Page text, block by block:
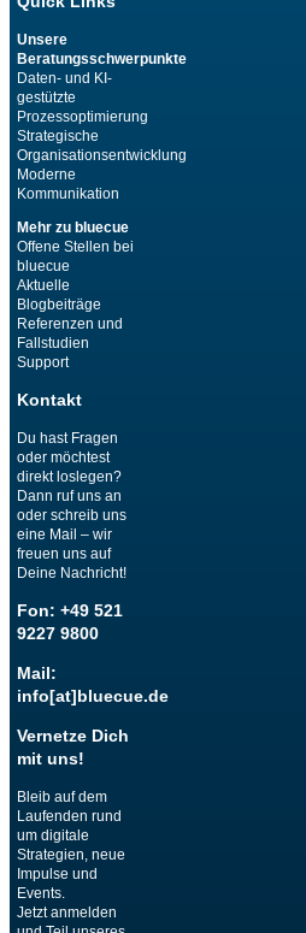
Unsere
Beratungsschwerpunkte
Daten- und KI-
gestützte
Prozessoptimierung
Strategische
Organisationsentwicklung
Moderne
Kommunikation
Mehr zu bluecue
Offene Stellen bei
bluecue
Aktuelle
Blogbeiträge
Referenzen und
Fallstudien
Support
Kontakt
Du hast Fragen
oder möchtest
direkt loslegen?
Dann ruf uns an
oder schreib uns
eine Mail – wir
freuen uns auf
Deine Nachricht!
Fon: +49 521
9227 9800
Mail:
info[at]bluecue.de
Vernetze Dich
mit uns!
Bleib auf dem
Laufenden rund
um digitale
Strategien, neue
Impulse und
Events.
Jetzt anmelden